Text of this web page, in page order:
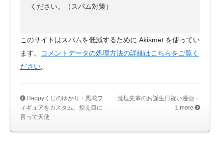
ください。（スパム対策）
このサイトはスパムを低減するために Akismet を使ってい
ます。
コメントデータの処理方法の詳細はこちらをご覧く
ださい。
Happyくじのゆかり・風花フ
ィギュアをカスタム。控え目に
言って天使
荒垣先輩のお誕生日祝い漫画・
１more